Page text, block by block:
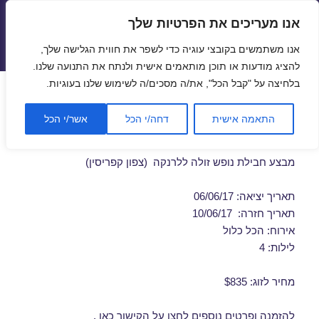
אנו מעריכים את הפרטיות שלך
אנו משתמשים בקובצי עוגיה כדי לשפר את חווית הגלישה שלך,
להציג מודעות או תוכן מותאמים אישית ולנתח את התנועה שלנו.
בלחיצה על "קבל הכל", את/ה מסכים/ה לשימוש שלנו בעוגיות.
התאמה אישית דחה/י הכל אשר/י הכל
תפריטים
ווידג'טים
חבילות נופש ללרנקה ביוני
06/06/2017
מבצע חבילת נופש זולה ללרנקה (צפון קפריסין)
תאריך יציאה: 06/06/17
תאריך חזרה: 10/06/17
אירוח: הכל כלול
לילות: 4
מחיר לזוג: $835
להזמנה ופרטים נוספים לחצו על הקישור כאן .